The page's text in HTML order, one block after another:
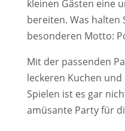
kleinen Gästen eine
bereiten. Was halten
besonderen Motto:
Mit der passenden
leckeren Kuchen
Spielen ist es gar
amüsante Party für